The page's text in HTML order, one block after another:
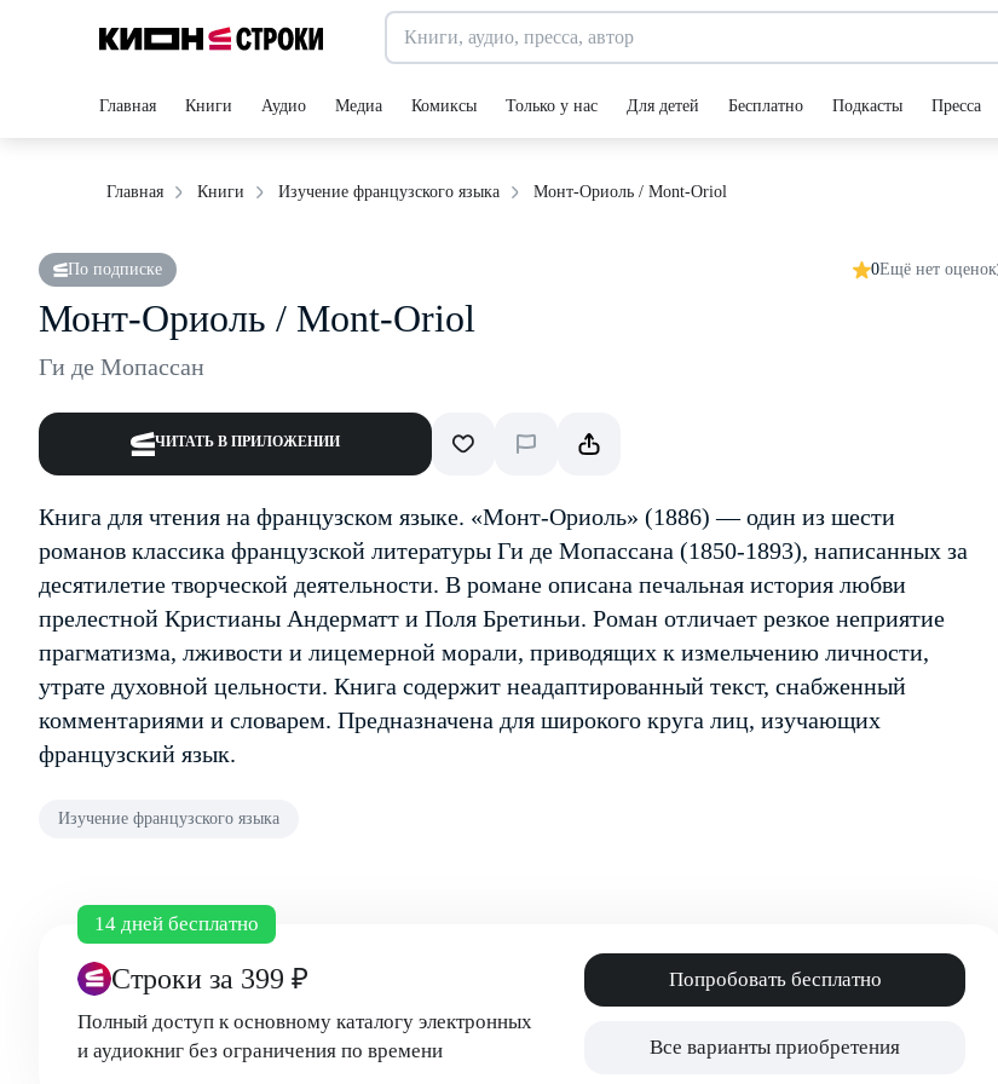
Главная Книги Аудио Медиа Комиксы Только у нас Для детей Бесплатно Подкасты Пресса
Главная Книги Изучение французского языка Монт-Ориоль / Mont-Oriol
По подписке 0Ещё нет оценок
Монт-Ориоль / Mont-Oriol
Ги де Мопассан
ЧИТАТЬ В ПРИЛОЖЕНИИ
Книга для чтения на французском языке. «Монт-Ориоль» (1886) — один из шести
романов классика французской литературы Ги де Мопассана (1850-1893), написанных за
десятилетие творческой деятельности. В романе описана печальная история любви
прелестной Кристианы Андерматт и Поля Бретиньи. Роман отличает резкое неприятие
прагматизма, лживости и лицемерной морали, приводящих к измельчению личности,
утрате духовной цельности. Книга содержит неадаптированный текст, снабженный
комментариями и словарем. Предназначена для широкого круга лиц, изучающих
французский язык.
Изучение французского языка
14 дней бесплатно
Строки за 399 ₽
Полный доступ к основному каталогу электронных
и аудиокниг без ограничения по времени
Попробовать бесплатно
Все варианты приобретения